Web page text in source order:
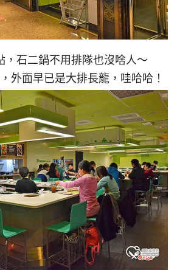
，石二鍋不用排隊也沒啥人～
外面早已是大排長龍，哇哈哈！